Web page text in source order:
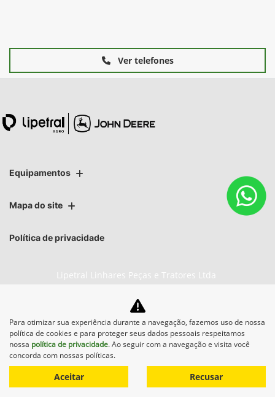
Ver telefones
Equipamentos
Mapa do site
Política de privacidade
Lipetral Linhares Peças e Tratores Ltda
CNPJ: 27.733.195/0004-88
No trânsito, enxergar o outro
salva vidas.
Para otimizar sua experiência durante a navegação, fazemos uso de nossa
política de cookies e para proteger seus dados pessoais respeitamos
nossa política de privacidade. Ao seguir com a navegação e visita você
concorda com nossas políticas.
Aceitar Recusar